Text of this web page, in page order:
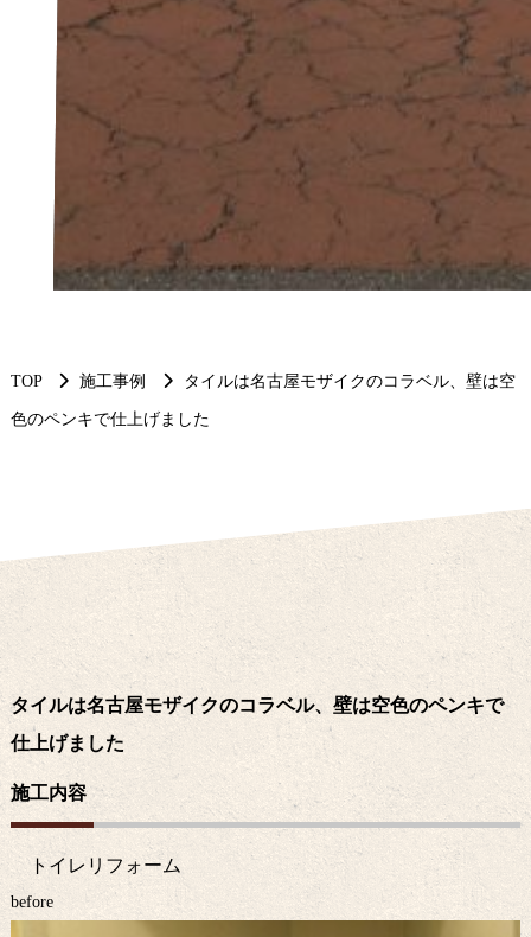
TOP 施工事例 タイルは名古屋モザイクのコラベル、壁は空
色のペンキで仕上げました
タイルは名古屋モザイクのコラベル、壁は空色のペンキで
仕上げました
施工内容
トイレリフォーム
before